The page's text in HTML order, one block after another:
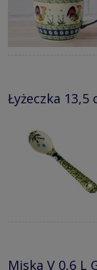
Łyżeczka 13,5
Miska V 0,6 L